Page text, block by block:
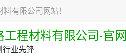
有限公司网站！
工程材料有限公司-官网
创行业先锋